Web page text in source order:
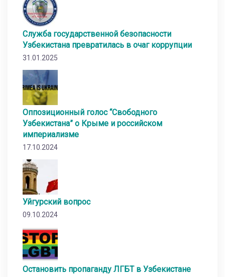
Служба государственной безопасности
Узбекистана превратилась в очаг коррупции
31.01.2025
Оппозиционный голос “Свободного
Узбекистана” о Крыме и российском
империализме
17.10.2024
Уйгурский вопрос
09.10.2024
Остановить пропаганду ЛГБТ в Узбекистане